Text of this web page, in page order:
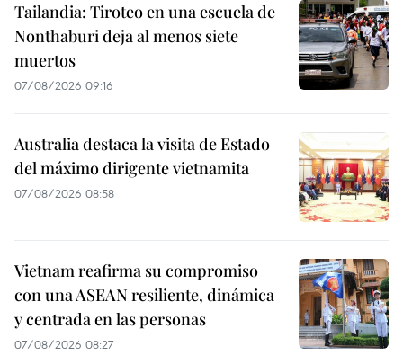
Tailandia: Tiroteo en una escuela de
Nonthaburi deja al menos siete
muertos
07/08/2026 09:16
Australia destaca la visita de Estado
del máximo dirigente vietnamita
07/08/2026 08:58
Vietnam reafirma su compromiso
con una ASEAN resiliente, dinámica
y centrada en las personas
07/08/2026 08:27